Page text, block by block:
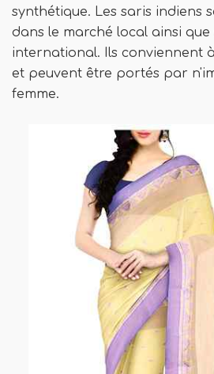
synthétique. Les saris indiens
dans le marché local ainsi que
international. Ils conviennent
et peuvent être portés par
femme.